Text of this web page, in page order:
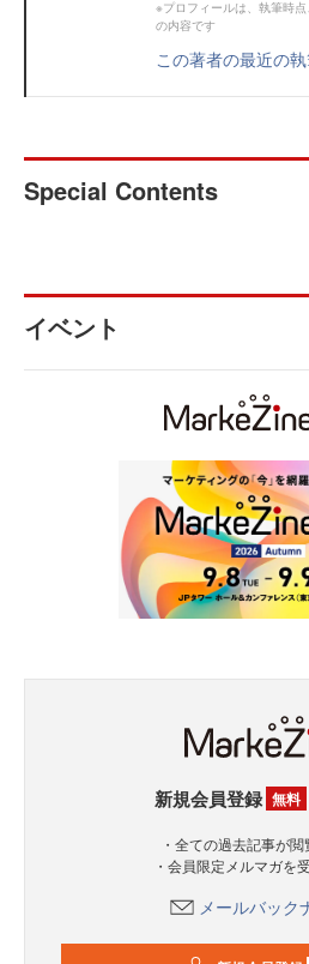
※プロフィールは、執筆時
の内容です
この著者の最近の
Special Contents
イベント
新規会員登録 無料
・全ての過去記事が
・会員限定メルマガを
メールバック